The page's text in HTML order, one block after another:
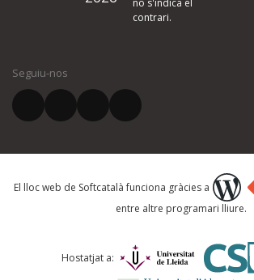
El vostre correu electrònic *
Què proposeu?
Comentari *
no s'indica el
contrari.
Seguiu-nos
El lloc web de Softcatalà funciona gràcies a
entre altre programari lliure.
Hostatjat a: